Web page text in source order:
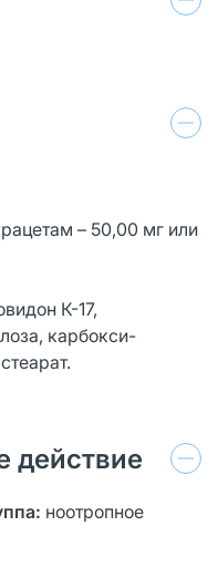
– 50,00 мг или
К-17,
карбокси-
действие
ноотропное